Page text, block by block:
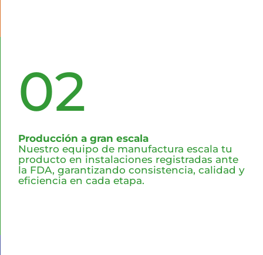
02
Producción a gran escala
Nuestro equipo de manufactura escala tu
producto en instalaciones registradas ante
la FDA, garantizando consistencia, calidad y
eficiencia en cada etapa.